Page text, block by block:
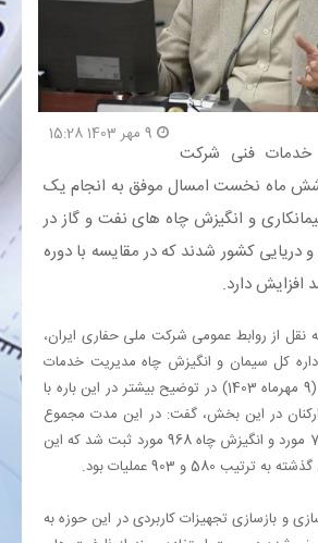
بانک
انرژی
اقتصاد
خانه
فنی شرکت
شش ماه نخست امسال موفق به انجام یک
سیمانکاری و انگیزش چاه های نفت و گاز در
کشور شدند که در مقایسه با دوره
نقل از روابط عمومی شرکت ملی حفاری ایران،
کل سیمان و انگیزش چاه مدیریت خدمات
فنی شرکت روز دوشنبه (9 مهرماه 1403) در توضیح بیشتر در این باره با
در این بخش، گفت: در این مدت مجموع
عملیات سیمان کاری 738 مورد و انگیزش چاه 968 مورد ثبت شد که این
580 و 903 عملیات بود.
و بازسازی تجهیزات کاربردی در این حوزه به